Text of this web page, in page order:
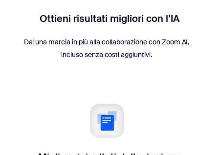
Ottieni risultati migliori con l’IA
Dai una marcia in più alla collaborazione con Zoom AI,
incluso senza costi aggiuntivi.